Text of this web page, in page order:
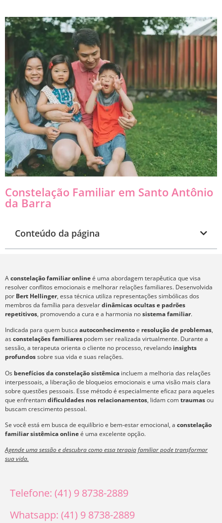
Constelação Familiar em Santo Antônio
da Barra
Conteúdo da página
Aconstelação familiar onlineé uma abordagem terapêutica que visa
resolver conflitos emocionais e melhorar relações familiares. Desenvolvida
por Bert Hellinger, essa técnica utiliza representações simbólicas dos
membros da família para desvelardinâmicas ocultas e padrões
repetitivos, promovendo a cura e a harmonia nosistema familiar.
Indicada para quem busca autoconhecimentoe resolução de problemas,
asconstelações familiares podem ser realizada virtualmente. Durante a
sessão, a terapeuta orienta o cliente no processo, revelando insights
profundossobre sua vida e suas relações.
Os benefícios da constelação sistêmica incluem a melhoria das relações
interpessoais, a liberação de bloqueios emocionais e uma visão mais clara
sobre questões pessoais. Esse método é especialmente eficaz para aqueles
que enfrentamdificuldades nos relacionamentos, lidam comtraumasou
buscam crescimento pessoal.
Se você está em busca de equilíbrio e bem-estar emocional, a constelação
familiar sistêmica onlineé uma excelente opção.
Agende uma sessão e descubra como essa terapia familiar pode transformar
sua vida.
Telefone: (41) 9 8738-2889
Whatsapp: (41) 9 8738-2889